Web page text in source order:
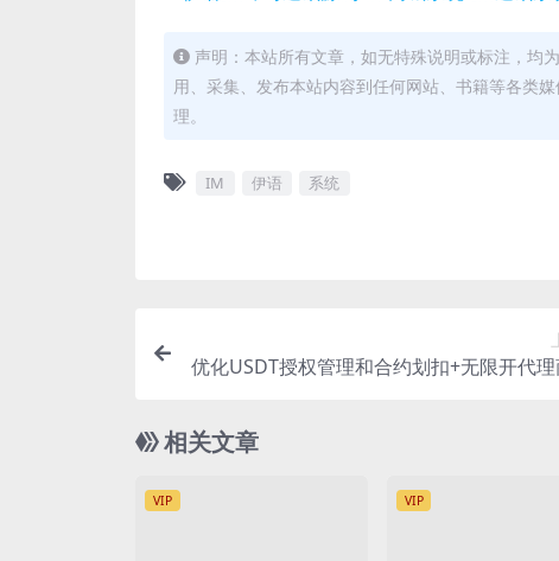
声明：本站所有文章，如无特殊说明或标注，均
用、采集、发布本站内容到任何网站、书籍等各类
理。
IM 伊语 系统
优化USDT授权管理和合约划扣+无限开代理
相关文章
VIP VIP